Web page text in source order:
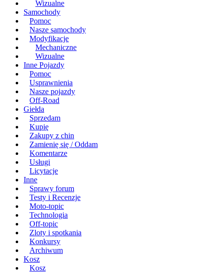
Wizualne
Samochody
Pomoc
Nasze samochody
Modyfikacje
Mechaniczne
Wizualne
Inne Pojazdy
Pomoc
Usprawnienia
Nasze pojazdy
Off-Road
Giełda
Sprzedam
Kupię
Zakupy z chin
Zamienię się / Oddam
Komentarze
Usługi
Licytacje
Inne
Sprawy forum
Testy i Recenzje
Moto-topic
Technologia
Off-topic
Zloty i spotkania
Konkursy
Archiwum
Kosz
Kosz